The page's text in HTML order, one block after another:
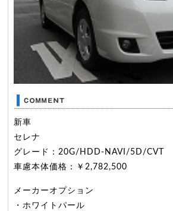
新車
セレナ
グレード：20G/HDD-NAVI/5D/CVT
車慮本体価格：￥2,782,500
メーカーオプション
・ホワイトパール